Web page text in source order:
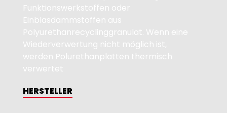
Funktionswerkstoffen oder
Einblasdämmstoffen aus
Polyurethanrecyclinggranulat. Wenn eine
Wiederverwertung nicht möglich ist,
werden Polurethanplatten thermisch
verwertet
HERSTELLER